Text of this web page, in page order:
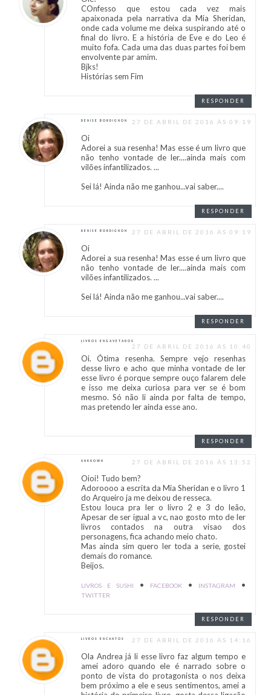
COnfesso que estou cada vez mais
apaixonada pela narrativa da Mia Sheridan,
onde cada volume me deixa suspirando até o
final do livro. E a história de Eve e do Leo é
muito fofa. Cada uma das duas partes foi bem
envolvente par amim.
Bjks!
Histórias sem Fim
RESPONDER
DENISE BORDIGNON 27 DE ABRIL DE 2016 ÀS 09:19
Oi
Adorei a sua resenha! Mas esse é um livro que
não tenho vontade de ler....ainda mais com
vilões infantilizados. ...
Sei lá! Ainda não me ganhou...vai saber....
RESPONDER
DENISE BORDIGNON 27 DE ABRIL DE 2016 ÀS 09:19
Oi
Adorei a sua resenha! Mas esse é um livro que
não tenho vontade de ler....ainda mais com
vilões infantilizados. ...
Sei lá! Ainda não me ganhou...vai saber....
RESPONDER
LIVROS ENGAVETADOS
27 DE ABRIL DE 2016 ÀS 10:40
Oi. Ótima resenha. Sempre vejo resenhas
desse livro e acho que minha vontade de ler
esse livro é porque sempre ouço falarem dele
e isso me deixa curiosa para ver se é bom
mesmo. Só não li ainda por falta de tempo,
mas pretendo ler ainda esse ano.
RESPONDER
UNKNOWN 27 DE ABRIL DE 2016 ÀS 13:52
Oioi! Tudo bem?
Adoroooo a escrita da Mia Sheridan e o livro 1
do Arqueiro ja me deixou de resseca.
Estou louca pra ler o livro 2 e 3 do leão,
Apesar de ser igual a vc, nao gosto mto de ler
livros contados na outra visao dos
personagens, fica achando meio chato.
Mas ainda sim quero ler toda a serie, gostei
demais do romance.
Beijos.
LIVROS E SUSHI • FACEBOOK • INSTAGRAM •
TWITTER
RESPONDER
LIVROS ENCANTOS 27 DE ABRIL DE 2016 ÀS 14:16
Ola Andrea já li esse livro faz algum tempo e
amei adoro quando ele é narrado sobre o
ponto de vista do protagonista o nos deixa
bem próximo a ele e seus sentimentos, amei a